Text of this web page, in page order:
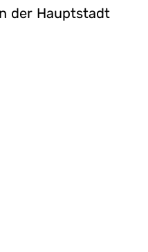
der Hauptstadt